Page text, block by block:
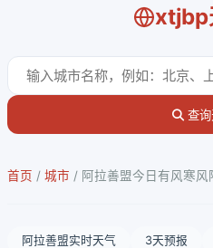
xtjbp
查询
首页 / 城市 / 阿拉善盟今日有风寒
阿拉善盟实时天气 3天预报